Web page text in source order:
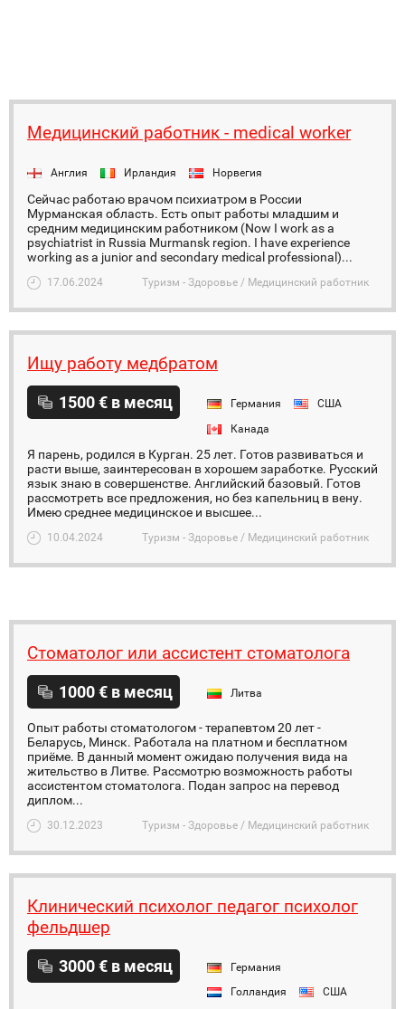
Медицинский работник - medical worker
Англия Ирландия Норвегия
Сейчас работаю врачом психиатром в России
Мурманская область. Есть опыт работы младшим и
средним медицинским работником (Now I work as a
psychiatrist in Russia Murmansk region. I have experience
working as a junior and secondary medical professional)...
17.06.2024 Туризм - Здоровье / Медицинский работник
Ищу работу медбратом
1500 € в месяц Германия
США
Канада
Я парень, родился в Курган. 25 лет. Готов развиваться и
расти выше, заинтересован в хорошем заработке. Русский
язык знаю в совершенстве. Английский базовый. Готов
рассмотреть все предложения, но без капельниц в вену.
Имею среднее медицинское и высшее...
10.04.2024 Туризм - Здоровье / Медицинский работник
Стоматолог или ассистент стоматолога
1000 € в месяц Литва
Опыт работы стоматологом - терапевтом 20 лет -
Беларусь, Минск. Работала на платном и бесплатном
приёме. В данный момент ожидаю получения вида на
жительство в Литве. Рассмотрю возможность работы
ассистентом стоматолога. Подан запрос на перевод
диплом...
30.12.2023 Туризм - Здоровье / Медицинский работник
Клинический психолог педагог психолог
фельдшер
3000 € в месяц
Германия
Голландия
США